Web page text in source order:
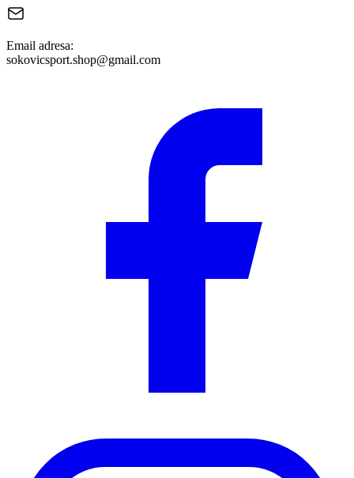
Email adresa:
sokovicsport.shop@gmail.com